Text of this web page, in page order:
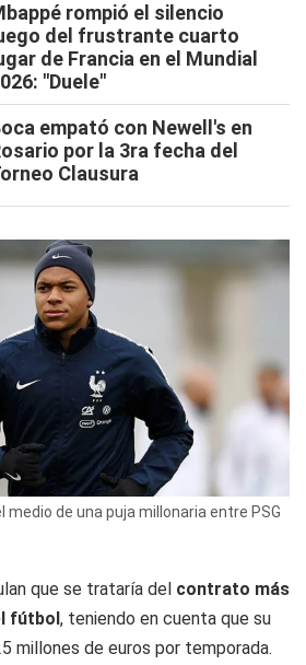
rompió el silencio
del frustrante cuarto
de Francia en el Mundial
"Duele"
empató con Newell's en
por la 3ra fecha del
Clausura
medio de una puja millonaria entre PSG
que se trataría del contrato más
fútbol, teniendo en cuenta que su
millones de euros por temporada.